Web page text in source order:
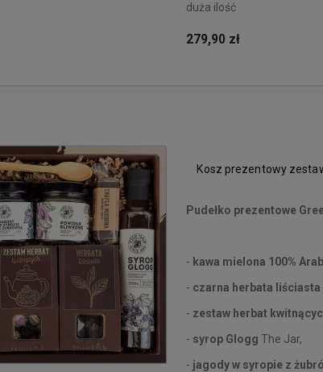
duża ilość
279,90 zł
Kosz prezentowy
Pudełko prezentowe
- kawa mielona 100%
- czarna herbata liściasta
- zestaw herbat
- syrop Glogg The Jar,
- jagody w syropie z